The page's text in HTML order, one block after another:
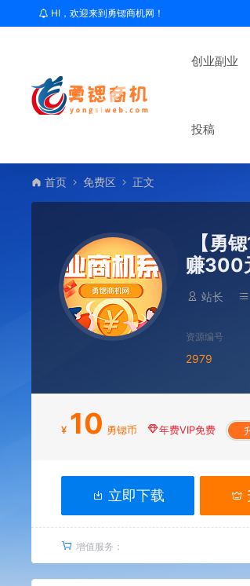
HI，欢迎来到勇锶商机网！
创业副业
投稿
首页 免费区 正文
【勇
赚300
站长
资源编号
2979
¥ 10 勇锶币 年费VIP免费
立即下载
增值服务：